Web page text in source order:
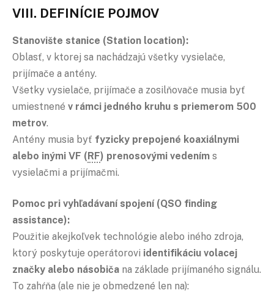
VIII. DEFINÍCIE POJMOV
Stanovište stanice (Station location):
Oblasť, v ktorej sa nachádzajú všetky vysielače,
prijímače a antény.
Všetky vysielače, prijímače a zosilňovače musia byť
umiestnené v rámci jedného kruhu s priemerom 500
metrov.
Antény musia byť fyzicky prepojené koaxiálnymi
alebo inými VF (RF) prenosovými vedením s
vysielačmi a prijímačmi.
Pomoc pri vyhľadávaní spojení (QSO finding
assistance):
Použitie akejkoľvek technológie alebo iného zdroja,
ktorý poskytuje operátorovi identifikáciu volacej
značky alebo násobiča na základe prijímaného signálu.
To zahŕňa (ale nie je obmedzené len na):